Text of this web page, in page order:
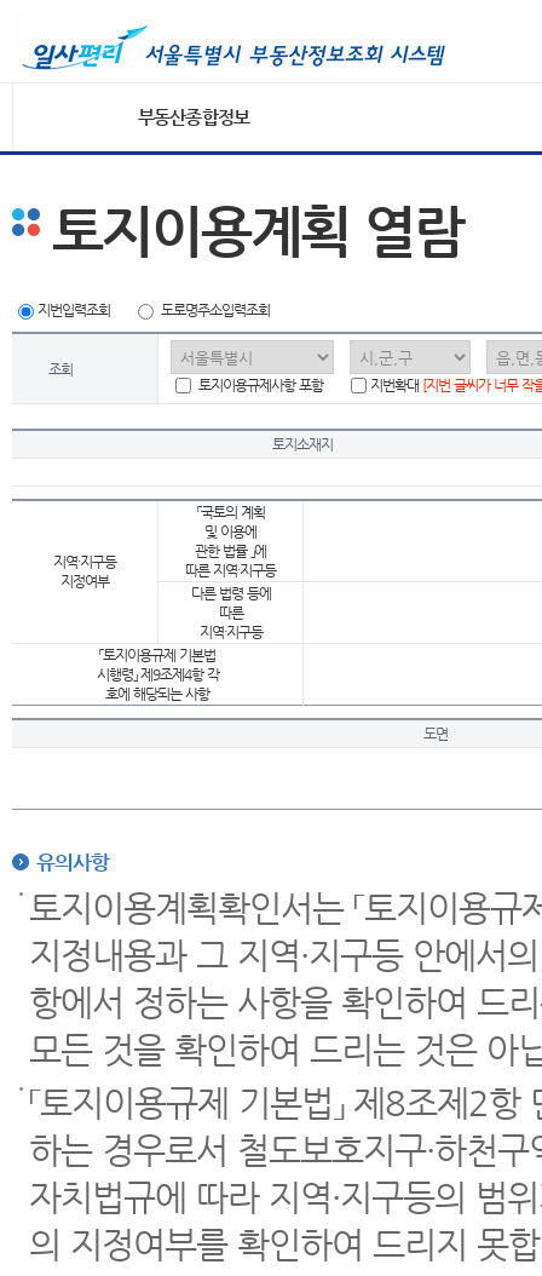
부동산종합정보
토지이용계획 열람
지번입력조회 도로명주소입력조회
조회
토지이용규제사항 포함
지번확대 [지번 글씨가 너무 작
토지소재지
지역·지구등
지정여부
「국토의 계획
및 이용에
관한 법률 」에
따른 지역·지구등
다른 법령 등에
따른
지역·지구등
「토지이용규제 기본법
시행령」 제9조제4항 각
호에 해당되는 사항
도면
유의사항
토지이용계획확인서는 「토지이용
지정내용과 그 지역·지구등 안에서
항에서 정하는 사항을 확인하여 드
모든 것을 확인하여 드리는 것은 아
「토지이용규제 기본법」 제8조제2
하는 경우로서 철도보호지구·하천
자치법규에 따라 지역·지구등의 범
의 지정여부를 확인하여 드리지 못